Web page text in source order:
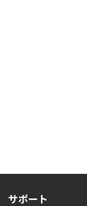
サポート